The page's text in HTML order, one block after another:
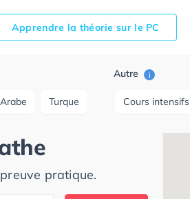
Apprendre la théorie sur le PC
Arabe Turque
Autre i
Cours intensifs
pratique.